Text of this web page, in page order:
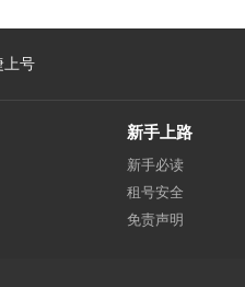
上号
新手上路
新手必读
租号安全
免责声明